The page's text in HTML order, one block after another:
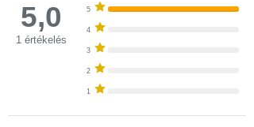
5,0
1 értékelés
5
4
3
2
1